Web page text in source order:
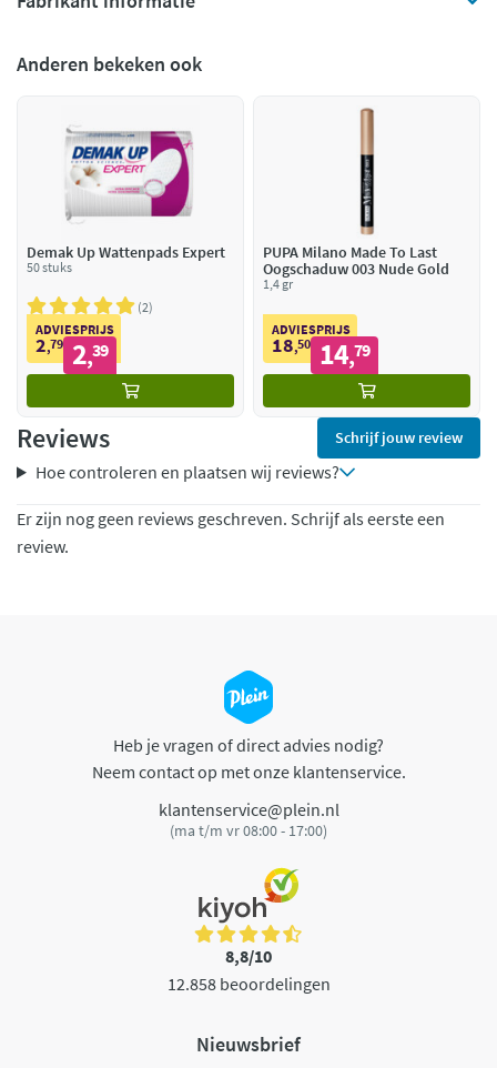
Anderen bekeken ook
Demak Up Wattenpads Expert
50 stuks
2
ADVIESPRIJS
2,79 2,39
PUPA Milano Made To Last
Oogschaduw 003 Nude Gold
1,4 gr
ADVIESPRIJS
18,50 14,79
Reviews Schrijf jouw review
Hoe controleren en plaatsen wij reviews?
Er zijn nog geen reviews geschreven. Schrijf als eerste een
review.
Heb je vragen of direct advies nodig?
Neem contact op met onze klantenservice.
klantenservice@plein.nl
(ma t/m vr 08:00 - 17:00)
8,8/10
12.858 beoordelingen
Nieuwsbrief